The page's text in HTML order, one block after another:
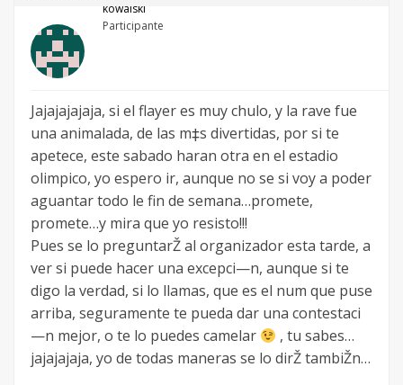
kowalski
Participante
Jajajajajaja, si el flayer es muy chulo, y la rave fue
una animalada, de las m‡s divertidas, por si te
apetece, este sabado haran otra en el estadio
olimpico, yo espero ir, aunque no se si voy a poder
aguantar todo le fin de semana…promete,
promete…y mira que yo resisto!!!
Pues se lo preguntarŽ al organizador esta tarde, a
ver si puede hacer una excepci—n, aunque si te
digo la verdad, si lo llamas, que es el num que puse
arriba, seguramente te pueda dar una contestaci
—n mejor, o te lo puedes camelar
, tu sabes…
jajajajaja, yo de todas maneras se lo dirŽ tambiŽn…